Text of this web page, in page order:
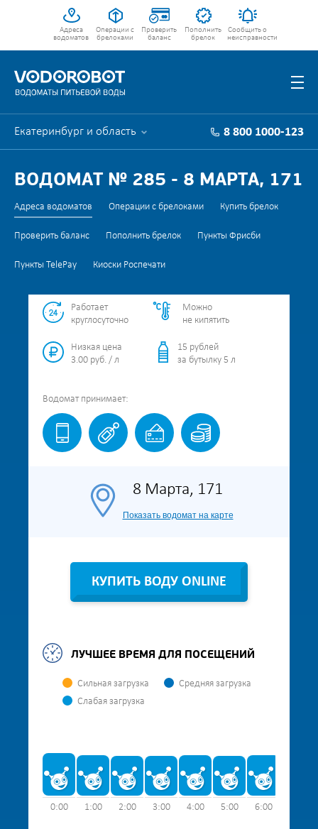
Адреса
водоматов
Операции с
брелоками
Проверить
баланс
Пополнить
брелок
Сообщить о
неисправности
Екатеринбург и область 8 800 1000-123
ВОДОМАТ № 285 - 8 МАРТА, 171
Адреса водоматов Операции с брелоками Купить брелок
Проверить баланс Пополнить брелок Пункты Фрисби
Пункты TelePay Киоски Роспечати
Работает
круглосуточно
Можно
не кипятить
Низкая цена
3.00 руб. / л
15 рублей
за бутылку 5 л
Водомат принимает:
8 Марта, 171
Показать водомат на карте
КУПИТЬ ВОДУ ONLINE
ЛУЧШЕЕ ВРЕМЯ ДЛЯ ПОСЕЩЕНИЙ
Сильная загрузка
Средняя загрузка
Слабая загрузка
0:00 1:00 2:00 3:00 4:00 5:00 6:00